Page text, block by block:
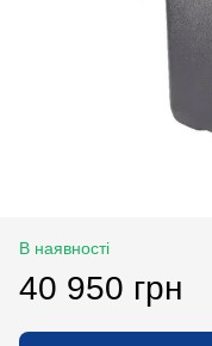
В наявності
40 950 грн